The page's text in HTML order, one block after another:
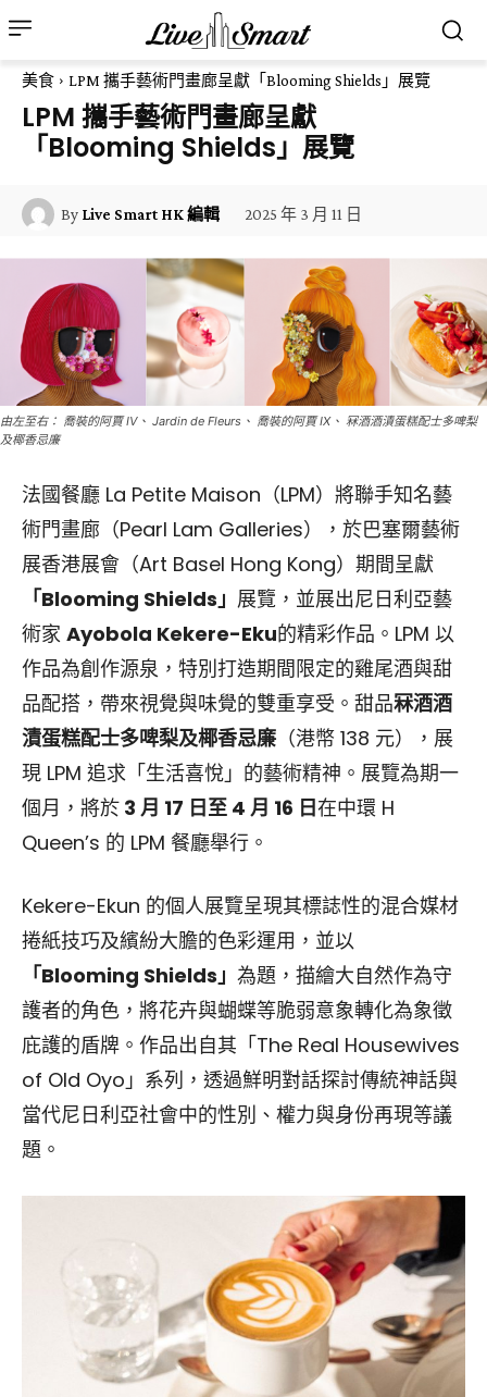
美食 LPM 攜手藝術門畫廊呈獻「Blooming Shields」展覽
LPM 攜手藝術門畫廊呈獻
「Blooming Shields」展覽
By Live Smart HK 編輯 2025 年 3 月 11 日
由左至右： 喬裝的阿賈 IV、 Jardin de Fleurs、 喬裝的阿賈 IX、 冧酒酒漬蛋糕配士多啤梨
及椰香忌廉
法國餐廳 La Petite Maison（LPM）將聯手知名藝
術門畫廊（Pearl Lam Galleries），於巴塞爾藝術
展香港展會（Art Basel Hong Kong）期間呈獻
「Blooming Shields」 展覽，並展出尼日利亞藝
術家 Ayobola Kekere-Eku的精彩作品。LPM 以
作品為創作源泉，特別打造期間限定的雞尾酒與甜
品配搭，帶來視覺與味覺的雙重享受。甜品冧酒酒
漬蛋糕配士多啤梨及椰香忌廉 （港幣 138 元），展
現 LPM 追求「生活喜悅」的藝術精神。展覽為期一
個月，將於 3 月 17 日至 4 月 16 日在中環 H
Queen’s 的 LPM 餐廳舉行。
Kekere-Ekun 的個人展覽呈現其標誌性的混合媒材
捲紙技巧及繽紛大膽的色彩運用，並以
「Blooming Shields」 為題，描繪大自然作為守
護者的角色，將花卉與蝴蝶等脆弱意象轉化為象徵
庇護的盾牌。作品出自其「The Real Housewives
of Old Oyo」系列，透過鮮明對話探討傳統神話與
當代尼日利亞社會中的性別、權力與身份再現等議
題。